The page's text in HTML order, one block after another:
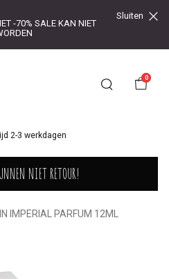
-70% SALE KAN NIET
Sluiten
0
2-3 werkdagen
NIET RETOUR!
IMPERIAL PARFUM 12ML